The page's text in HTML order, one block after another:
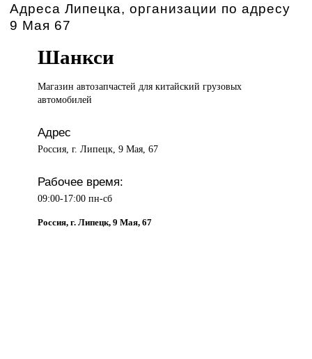
Адреса Липецка, организации по адресу
9 Мая 67
Шанкси
Магазин автозапчастейдля китайский грузовых
автомобилей
Адрес
Россия, г. Липецк, 9 Мая, 67
Рабочее время:
09:00-17:00 пн-сб
Россия, г. Липецк, 9 Мая, 67